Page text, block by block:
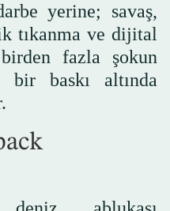
yerine; savaş,
tıkanma ve dijital
fazla şokun
bir baskı altında